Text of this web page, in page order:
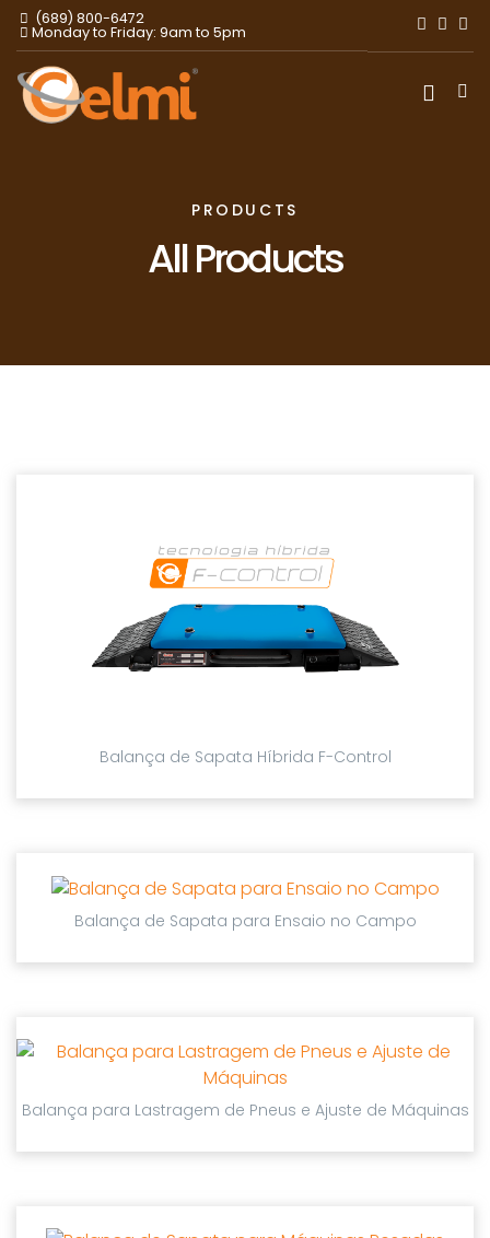
(689) 800-6472
Monday to Friday: 9am to 5pm
PRODUCTS
All Products
Balança de Sapata Híbrida F-Control
Balança de Sapata para Ensaio no Campo
Balança para Lastragem de Pneus e Ajuste de Máquinas